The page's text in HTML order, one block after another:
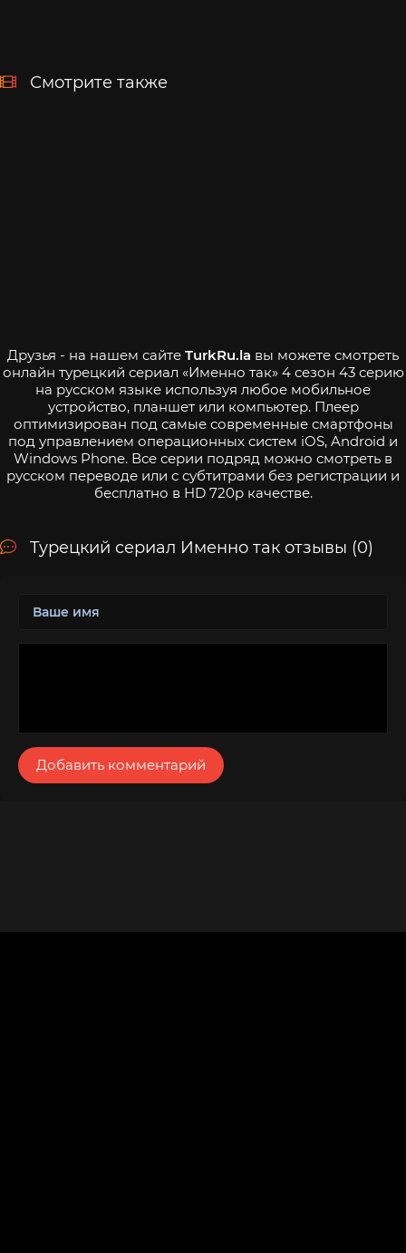
Смотрите также
Друзья - на нашем сайте TurkRu.la вы можете смотреть
онлайн турецкий сериал «Именно так» 4 сезон 43 серию
на русском языке используя любое мобильное
устройство, планшет или компьютер. Плеер
оптимизирован под самые современные смартфоны
под управлением операционных систем iOS, Android и
Windows Phone. Все серии подряд можно смотреть в
русском переводе или с субтитрами без регистрации и
бесплатно в HD 720p качестве.
Турецкий сериал Именно так отзывы (0)
Добавить комментарий